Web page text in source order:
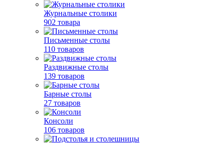
Журнальные столики
902 товара
Письменные столы
110 товаров
Раздвижные столы
139 товаров
Барные столы
27 товаров
Консоли
106 товаров